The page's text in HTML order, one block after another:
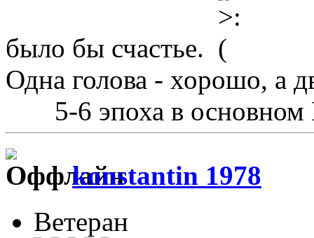
было бы счастье.
Одна голова - хорошо, а
5-6 эпоха в основном
konstantin 1978
Ветеран